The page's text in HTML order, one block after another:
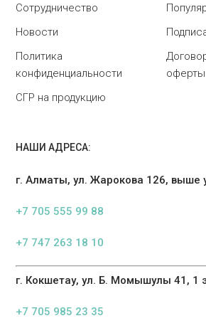
Сотрудничество
Новости
Политика
конфиденциальности
оферты
СГР на продукцию
НАШИ АДРЕСА:
г. Алматы, ул. Жарокова 126, выше
+7 705 555 99 88
+7 747 263 18 10
г. Кокшетау, ул. Б. Момышулы 41, 1
+7 705 985 23 35